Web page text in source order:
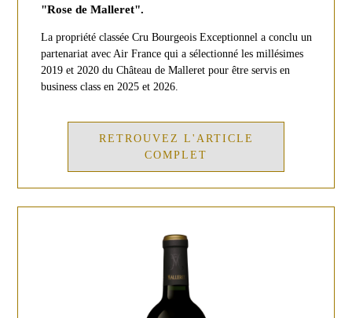
"Rose de Malleret".
La propriété classée Cru Bourgeois Exceptionnel a conclu un
partenariat avec Air France qui a sélectionné les millésimes
2019 et 2020 du Château de Malleret pour être servis en
business class en 2025 et 2026.
RETROUVEZ L'ARTICLE
COMPLET